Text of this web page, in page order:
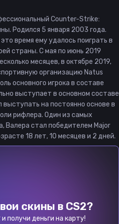
Counter-Strike:
Родился 5 января 2003 года.
время ему удалось поиграть в
страны. С мая по июнь 2019
месяцев, в октябре 2019,
организацию Natus
основного игрока в составе
выступает в основном составе
выступать на постоянно основе в
рифлера. Один из самых
Валера стал победителем Major
18 лет, 10 месяцев и 2 дней.
скины в CS2?
получи деньги на карту!